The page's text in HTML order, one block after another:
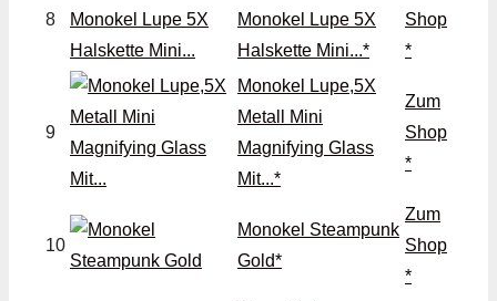
8
Monokel Lupe 5X
Halskette Mini...*
Shop
*
9
Monokel Lupe,5X
Metall Mini
Magnifying Glass
Mit...*
Zum
Shop
*
10
Monokel Steampunk
Gold*
Zum
Shop
*